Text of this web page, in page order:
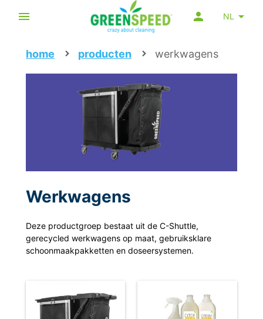
NL
home producten werkwagens
Werkwagens
Deze productgroep bestaat uit de C-Shuttle,
gerecycled werkwagens op maat, gebruiksklare
schoonmaakpakketten en doseersystemen.